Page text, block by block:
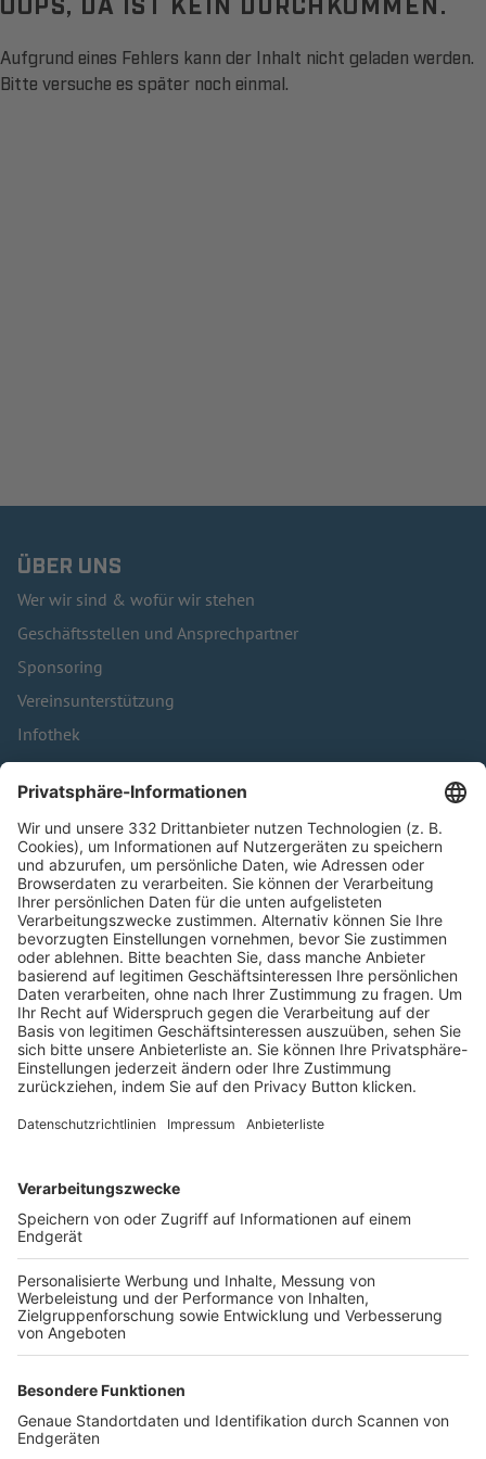
Aufgrund eines Fehlers kann der Inhalt nicht geladen werden.
Bitte versuche es später noch einmal.
ÜBER UNS
Wer wir sind & wofür wir stehen
Geschäftsstellen und Ansprechpartner
Sponsoring
Vereinsunterstützung
Infothek
Kontakt
HÄUFIG BESUCHTE SEITEN
Pässe und Vereinswechsel
Trainerausbildung
Schulungsangebot Vereinsmitarbeiter
BFV-Geschäftsstellen
Trainerbörse
Login SpielPlus
FOLGE DEM BFV
TOP-VEREINE
TOP-PARTNER